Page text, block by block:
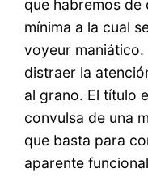
que habremos de
mínima a la cual
voyeur
distraer la
al grano. El título
convulsa de una
que basta para
aparente